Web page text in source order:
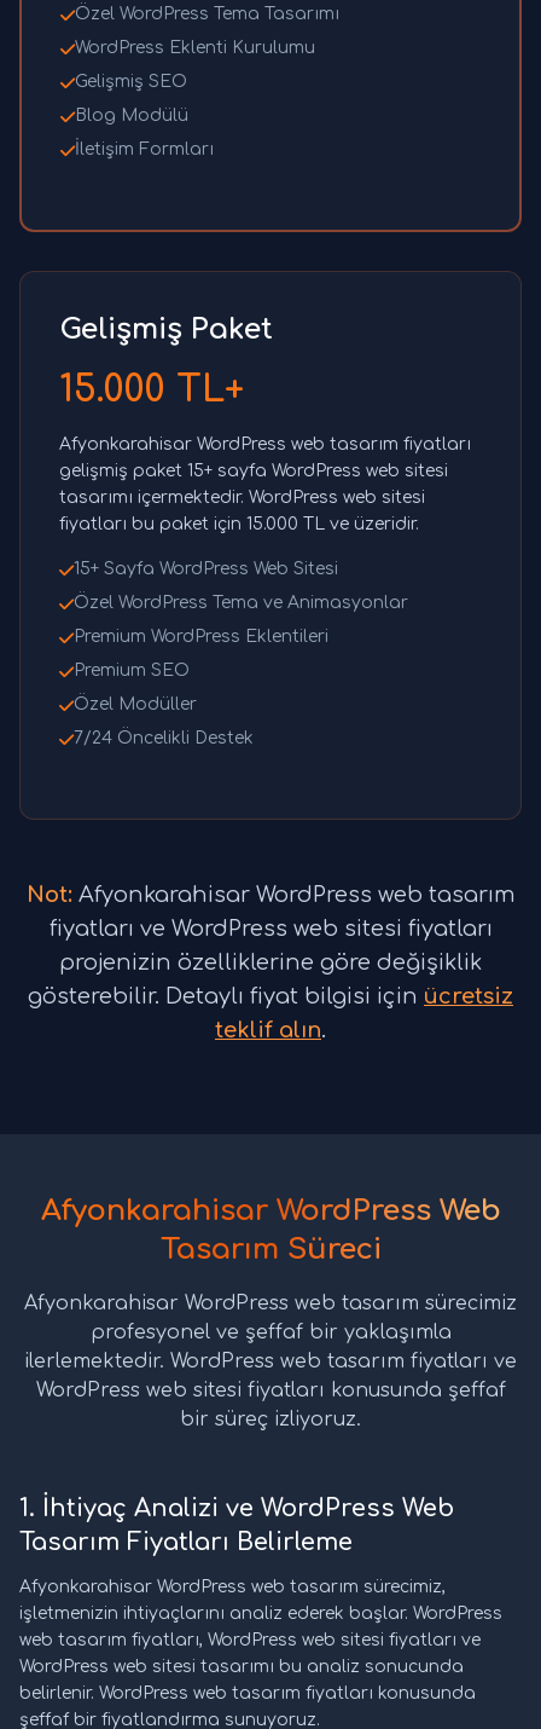
Özel WordPress Tema Tasarımı
WordPress Eklenti Kurulumu
Gelişmiş SEO
Blog Modülü
İletişim Formları
Gelişmiş Paket
15.000 TL+
Afyonkarahisar WordPress web tasarım fiyatları
gelişmiş paket 15+ sayfa WordPress web sitesi
tasarımı içermektedir. WordPress web sitesi
fiyatları bu paket için 15.000 TL ve üzeridir.
15+ Sayfa WordPress Web Sitesi
Özel WordPress Tema ve Animasyonlar
Premium WordPress Eklentileri
Premium SEO
Özel Modüller
7/24 Öncelikli Destek
Not:Afyonkarahisar WordPress web tasarım
fiyatları ve WordPress web sitesi fiyatları
projenizin özelliklerine göre değişiklik
gösterebilir. Detaylı fiyat bilgisi için ücretsiz
teklif alın.
Afyonkarahisar WordPress Web
Tasarım Süreci
Afyonkarahisar WordPress web tasarım sürecimiz
profesyonel ve şeffaf bir yaklaşımla
ilerlemektedir. WordPress web tasarım fiyatları ve
WordPress web sitesi fiyatları konusunda şeffaf
bir süreç izliyoruz.
1. İhtiyaç Analizi ve WordPress Web
Tasarım Fiyatları Belirleme
Afyonkarahisar WordPress web tasarım sürecimiz,
işletmenizin ihtiyaçlarını analiz ederek başlar. WordPress
web tasarım fiyatları, WordPress web sitesi fiyatları ve
WordPress web sitesi tasarımı bu analiz sonucunda
belirlenir. WordPress web tasarım fiyatları konusunda
şeffaf bir fiyatlandırma sunuyoruz.